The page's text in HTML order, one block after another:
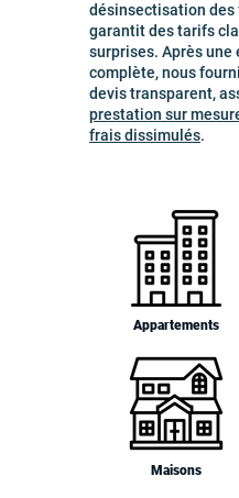
désinsectisation des
garantit des tarifs
surprises. Après une
complète, nous
devis transparent,
prestation sur
frais dissimulés.
Appartements
Maisons